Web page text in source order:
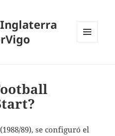
89), se configuró el